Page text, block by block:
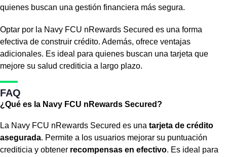
quienes buscan una gestión financiera más segura.
Optar por la Navy FCU nRewards Secured es una forma
efectiva de construir crédito. Además, ofrece ventajas
adicionales. Es ideal para quienes buscan una tarjeta que
mejore su salud crediticia a largo plazo.
FAQ
¿Qué es la Navy FCU nRewards Secured?
La Navy FCU nRewards Secured es una tarjeta de crédito
asegurada. Permite a los usuarios mejorar su puntuación
crediticia y obtener recompensas en efectivo. Es ideal para